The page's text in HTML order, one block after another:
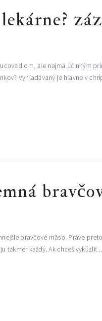
ale najmä účinným
Vyhľadávaný je hlavne v
bravčové mäso. Práve
takmer každý. Ak chceš vykúzliť